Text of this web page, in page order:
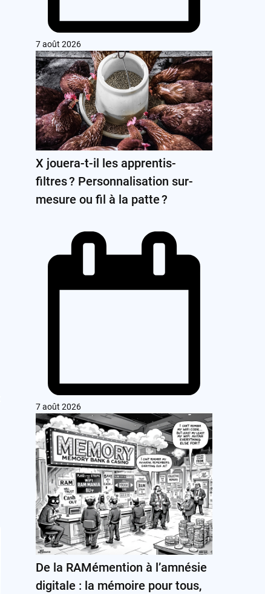
7 août 2026
X jouera-t-il les apprentis-
filtres ? Personnalisation sur-
mesure ou fil à la patte ?
7 août 2026
De la RAMémention à l’amnésie
digitale : la mémoire pour tous,